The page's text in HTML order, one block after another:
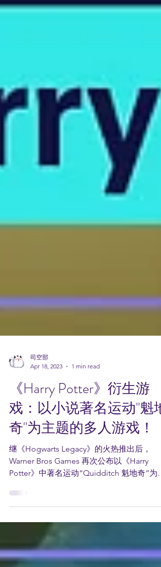
司空部
Apr 18, 2023
1 min read
《Harry Potter》衍生游
戏：以小说著名运动"魁地
奇"为主题的多人游戏！
Warner Bros Games 再次公布以《Harry
Potter》中著名运动“Quidditch 魁地奇”为主
题的系列衍生游戏——《Harry Potter：
Quidditch Champion》。...